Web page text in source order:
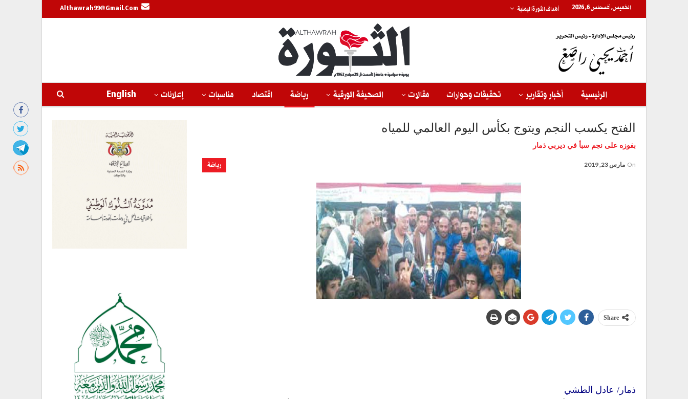
الخميس, أغسطس 6, 2026 أهداف الثورة اليمنية Althawrah99@gmail.com
الرئيسية أخبار وتقارير تحقيقات وحوارات مقالات الصحيفة الورقية رياضة اقتصاد مناسبات إعلانات English
الفتح يكسب النجم ويتوج بكأس اليوم العالمي للمياه
بفوزه على نجم سبأ في ديربي ذمار
رياضة On مارس 23, 2019
Share
ذمار/ عادل الطشي